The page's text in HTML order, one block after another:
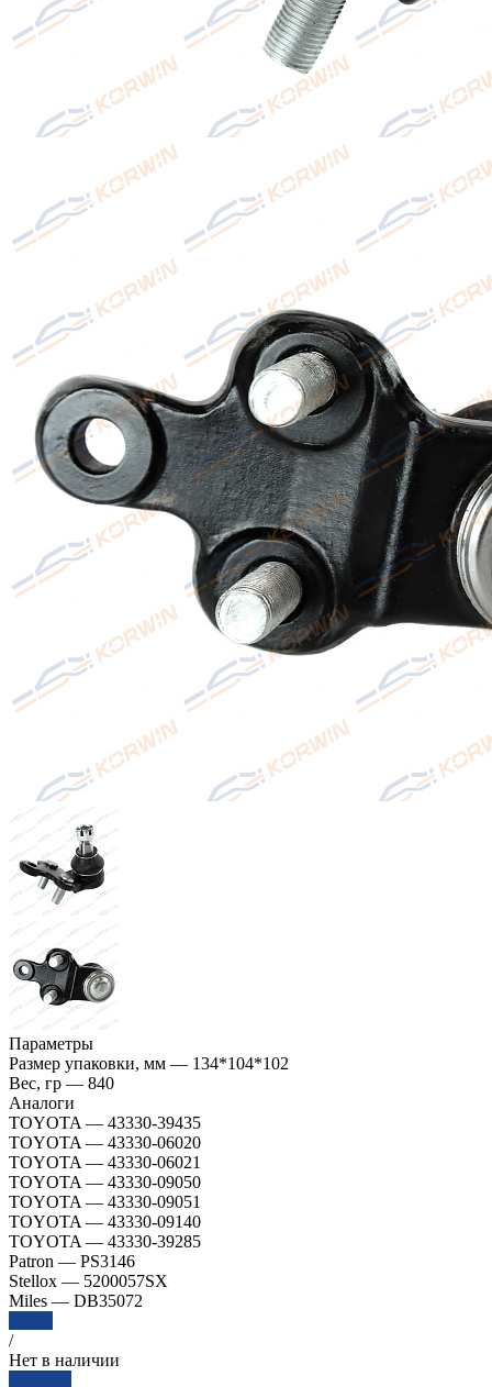
Параметры
Размер упаковки, мм — 134*104*102
Вес, гр — 840
Аналоги
TOYOTA — 43330-39435
TOYOTA — 43330-06020
TOYOTA — 43330-06021
TOYOTA — 43330-09050
TOYOTA — 43330-09051
TOYOTA — 43330-09140
TOYOTA — 43330-39285
Patron — PS3146
Stellox — 5200057SX
Miles — DB35072
/
Нет в наличии